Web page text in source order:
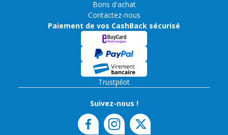
Bons d'achat
Contactez-nous
Paiement de vos CashBack sécurisé
Trustpilot
Suivez-nous !